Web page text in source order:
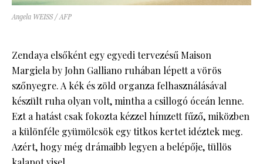
Angela WEISS / AFP
Zendaya elsőként egy egyedi tervezésű Maison
Margiela by John Galliano ruhában lépett a vörös
szőnyegre. A kék és zöld organza felhasználásával
készült ruha olyan volt, mintha a csillogó óceán lenne.
Ezt a hatást csak fokozta kézzel hímzett fűző, miközben
a különféle gyümölcsök egy titkos kertet idéztek meg.
Azért, hogy még drámaibb legyen a belépője, tüllös